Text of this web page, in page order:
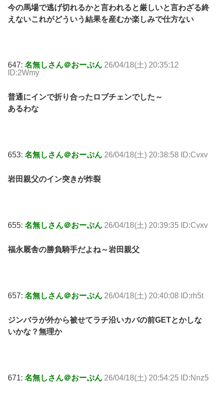
今の馬場で逃げ切れるかと言われると厳しいと言わざる終
えないこれがどういう結果を産むか楽しみで仕方ない
647: 名無しさん＠おーぷん 26/04/18(土) 20:35:12
ID:2Wmy
普通にインで折り合ったロブチェンでした～
あるわな
653: 名無しさん＠おーぷん 26/04/18(土) 20:38:58 ID:Cvxv
岩田親父のイン突きが炸裂
655: 名無しさん＠おーぷん 26/04/18(土) 20:39:35 ID:Cvxv
福永厩舎の勝負騎手だよね～岩田親父
657: 名無しさん＠おーぷん 26/04/18(土) 20:40:08 ID:rh5t
ジンバラが外から被せてラチ沿いカバの前GETとかしな
いかな？無理か
671: 名無しさん＠おーぷん 26/04/18(土) 20:54:25 ID:Nnz5